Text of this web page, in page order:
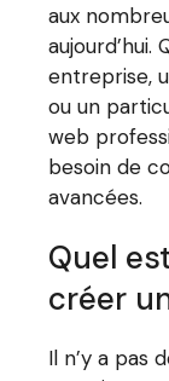
aux
aujourd’hui.
entreprise,
ou un
web
besoin de
avancées.
Quel
créer
Il n’y a pas